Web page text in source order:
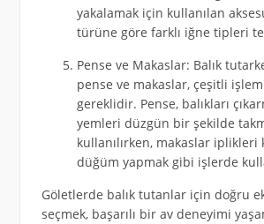
yakalamak için kullanılan
türüne göre farklı iğne tipleri
Pense ve Makaslar: Balık
pense ve makaslar, çeşitli
gereklidir. Pense, balıkları
yemleri düzgün bir şekilde
kullanılırken, makaslar iplikleri
düğüm yapmak gibi işlerde
Göletlerde balık tutanlar için doğru
seçmek, başarılı bir av deneyimi